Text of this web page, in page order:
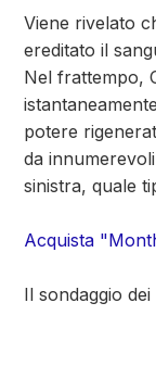
Viene rivelato
ereditato il
Nel frattempo,
potere
da
sinistra, quale
Acquista
Il sondaggio